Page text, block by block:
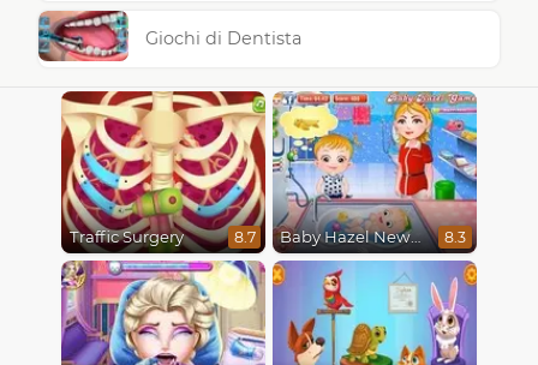
Giochi di Dentista
Traffic Surgery 8.7 Baby Hazel Newborn Vaccination 8.3